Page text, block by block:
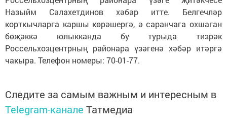
Назыйм Сәлахетдинов хәбәр итте. Белгечләр
корткычларга каршы көрәшергә, ә саранчага охшаган
бөҗәккә юлыкканда бу турыда тизрәк
Россельхозцентрның районара үзәгенә хәбәр итәргә
чакыра. Телефон номеры: 70-01-77.
Следите за самым важным и интересным в
Telegram-канале Татмедиа